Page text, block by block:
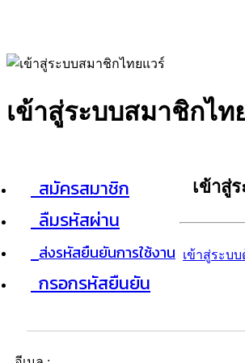
เข้าสู่ระบบสมาชิกไท
สมัครสมาชิก
ลืมรหัสผ่าน
ส่งรหัสยืนยันการใช้งาน
กรอกรหัสยืนยัน
เข้าสู่
เข้าสู่ระบบ